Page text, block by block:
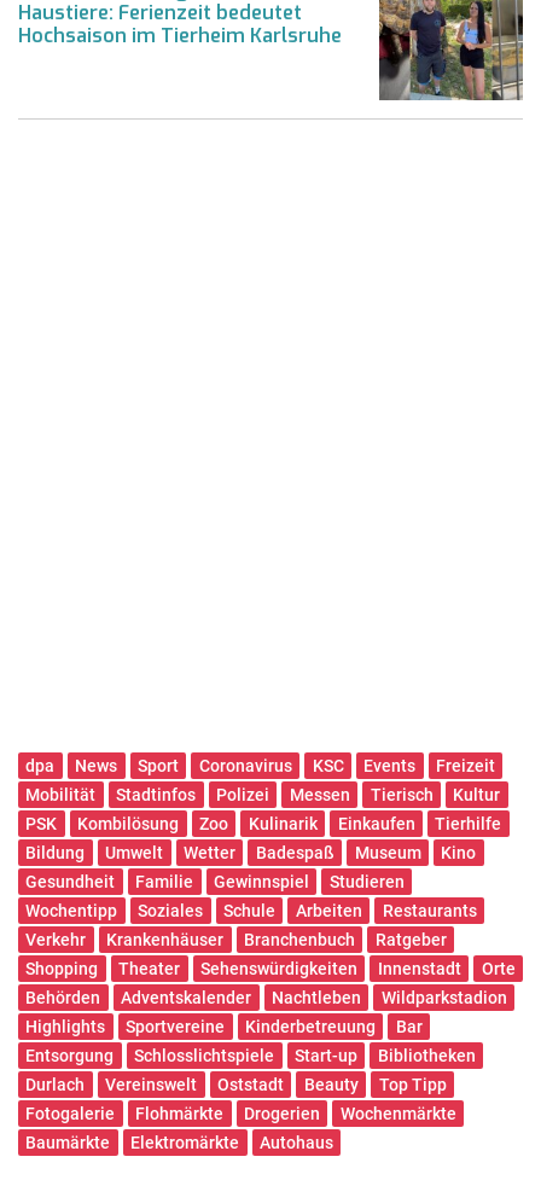
Haustiere: Ferienzeit bedeutet
Hochsaison im Tierheim Karlsruhe
dpa News Sport Coronavirus KSC Events
Freizeit
Mobilität
Stadtinfos Polizei Messen Tierisch
Kultur
PSK
Kombilösung Zoo Kulinarik Einkaufen
Tierhilfe
Bildung
Umwelt Wetter Badespaß Museum
Kino
Gesundheit
Familie Gewinnspiel
Studieren
Wochentipp
Soziales Schule Arbeiten
Restaurants
Verkehr
Krankenhäuser Branchenbuch
Ratgeber
Shopping
Theater Sehenswürdigkeiten Innenstadt
Orte
Behörden
Adventskalender Nachtleben
Wildparkstadion
Highlights
Sportvereine Kinderbetreuung
Bar
Entsorgung
Schlosslichtspiele Start-up
Bibliotheken
Durlach
Vereinswelt Oststadt Beauty
Top Tipp
Fotogalerie
Flohmärkte Drogerien
Wochenmärkte
Baumärkte
Elektromärkte Autohaus